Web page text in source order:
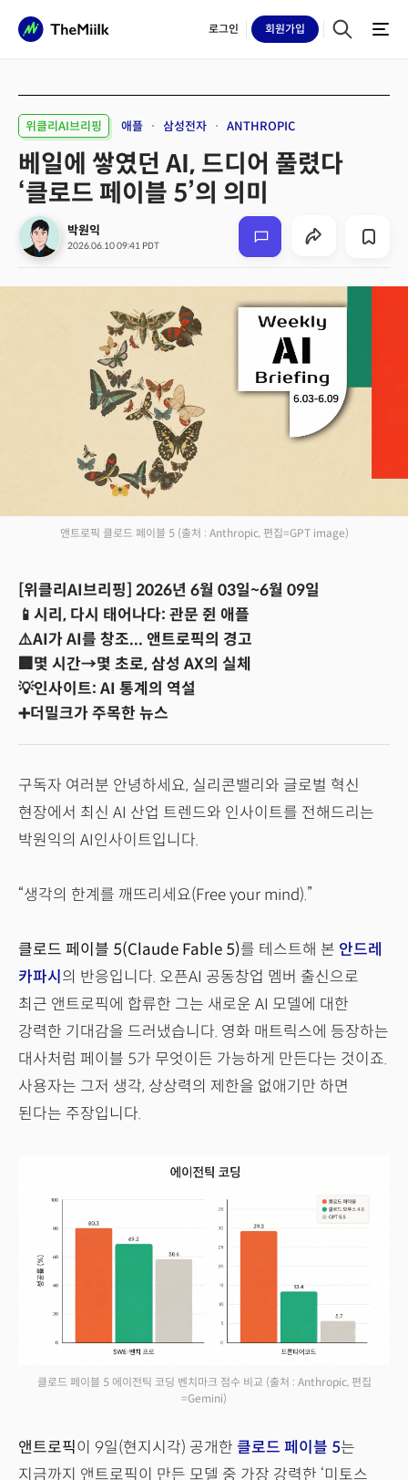
로그인 회원가입
위클리AI브리핑 애플 삼성전자 ANTHROPIC
베일에 쌓였던 AI, 드디어 풀렸다
‘클로드 페이블 5’의 의미
박원익
2026.06.10 09:41 PDT
앤트로픽 클로드 페이블 5 (출처 : Anthropic, 편집=GPT image)
[위클리AI브리핑] 2026년 6월 03일~6월 09일
📱시리, 다시 태어나다: 관문 쥔 애플
⚠️AI가 AI를 창조... 앤트로픽의 경고
🏢몇 시간→몇 초로, 삼성 AX의 실체
💡인사이트: AI 통계의 역설
➕더밀크가 주목한 뉴스
구독자 여러분 안녕하세요, 실리콘밸리와 글로벌 혁신
현장에서 최신 AI 산업 트렌드와 인사이트를 전해드리는
박원익의 AI인사이트입니다.
“생각의 한계를 깨뜨리세요(Free your mind).”
클로드 페이블 5(Claude Fable 5)를 테스트해 본 안드레
카파시 의 반응입니다. 오픈AI 공동창업 멤버 출신으로
최근 앤트로픽에 합류한 그는 새로운 AI 모델에 대한
강력한 기대감을 드러냈습니다. 영화 매트릭스에 등장하는
대사처럼 페이블 5가 무엇이든 가능하게 만든다는 것이죠.
사용자는 그저 생각, 상상력의 제한을 없애기만 하면
된다는 주장입니다.
클로드 페이블 5 에이전틱 코딩 벤치마크 점수 비교 (출처 : Anthropic, 편집
=Gemini)
앤트로픽이 9일(현지시각) 공개한 클로드 페이블 5는
지금까지 앤트로픽이 만든 모델 중 가장 강력한 ‘미토스